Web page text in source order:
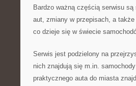
Bardzo ważną częścią serwisu
aut, zmiany w przepisach, a
co dzieje się w świecie
Serwis jest podzielony na
nich znajdują się m.in.
praktycznego auta do miasta